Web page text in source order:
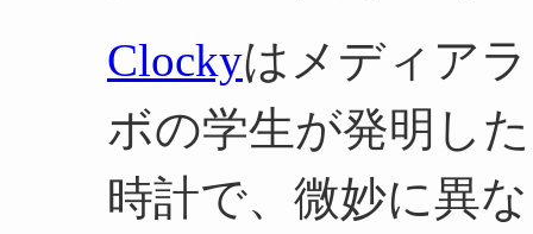
Clockyはメディアラ
ボの学生が発明した
時計で、微妙に異な